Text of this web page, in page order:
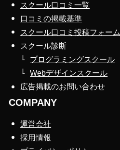
スクール口コミ一覧
口コミの掲載基準
スクール口コミ投稿フォーム
スクール診断
プログラミングスクール
Webデザインスクール
広告掲載のお問い合わせ
COMPANY
運営会社
採用情報